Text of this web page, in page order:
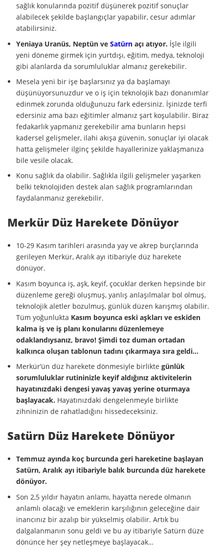
sağlık konularında pozitif düşünerek pozitif sonuçlar
alabilecek şekilde başlangıçlar yapabilir, cesur adımlar
atabilirsiniz.
Yeniaya Uranüs, Neptün veSatürn açı atıyor. İşle ilgili
yeni döneme girmek için yurtdışı, eğitim, medya, teknoloji
gibi alanlarda da sorumluluklar almanız gerekebilir.
Mesela yeni bir işe başlarsınız ya da başlamayı
düşünüyorsunuzdur ve o iş için teknolojik bazı donanımlar
edinmek zorunda olduğunuzu fark edersiniz. İşinizde terfi
edersiniz ama bazı eğitimler almanız şart koşulabilir. Biraz
fedakarlık yapmanız gerekebilir ama bunların hepsi
kadersel gelişmeler, ilahi akışa güvenin, sonuçlar iyi olacak
hatta gelişmeler ilginç şekilde hayallerinize yaklaşmanıza
bile vesile olacak.
Konu sağlık da olabilir. Sağlıkla ilgili gelişmeler yaşarken
belki teknolojiden destek alan sağlık programlarından
faydalanmanız gerekebilir.
Merkür Düz Harekete Dönüyor
10-29 Kasım tarihleri arasında yay ve akrep burçlarında
gerileyen Merkür, Aralık ayı itibariyle düz harekete
dönüyor.
Kasım boyunca iş, aşk, keyif, çocuklar derken hepsinde bir
düzenleme gereği oluşmuş, yanlış anlaşılmalar bol olmuş,
teknolojik aletler bozulmuş, günlük düzen karışmış olabilir.
Tüm yoğunlukta Kasım boyunca eski aşkları ve eskiden
kalma iş ve iş planı konularını düzenlemeye
odaklandıysanız, bravo! Şimdi toz duman ortadan
kalkınca oluşan tablonun tadını çıkarmaya sıra geldi…
Merkür’ün düz harekete dönmesiyle birliktegünlük
sorumluluklar rutininizle keyif aldığınız aktivitelerin
hayatınızdaki dengesi yavaş yavaş yerine oturmaya
başlayacak. Hayatınızdaki dengelenmeyle birlikte
zihninizin de rahatladığını hissedeceksiniz.
Satürn Düz Harekete Dönüyor
Temmuz ayında koç burcunda geri hareketine başlayan
Satürn, Aralık ayı itibariyle balık burcunda düz harekete
dönüyor.
Son 2,5 yıldır hayatın anlamı, hayatta nerede olmanın
anlamlı olacağı ve emeklerin karşılığının geleceğine dair
inancınız bir azalıp bir yükselmiş olabilir. Artık bu
dalgalanmanın sonu geldi ve bu ay itibariyle Satürn düze
dönünce her şey netleşmeye başlayacak…